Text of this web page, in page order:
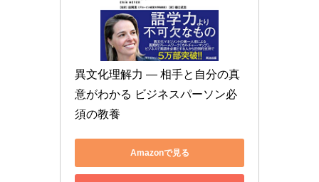
異文化理解力 ― 相手と自分の真
意がわかる ビジネスパーソン必
須の教養
Amazonで見る